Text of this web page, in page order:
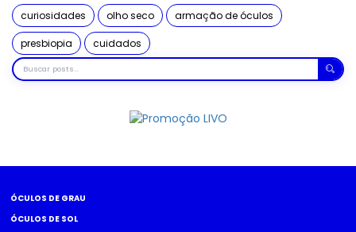
curiosidades olho seco armação de óculos
presbiopia cuidados
Buscar
posts
ÓCULOS DE GRAU
ÓCULOS DE SOL